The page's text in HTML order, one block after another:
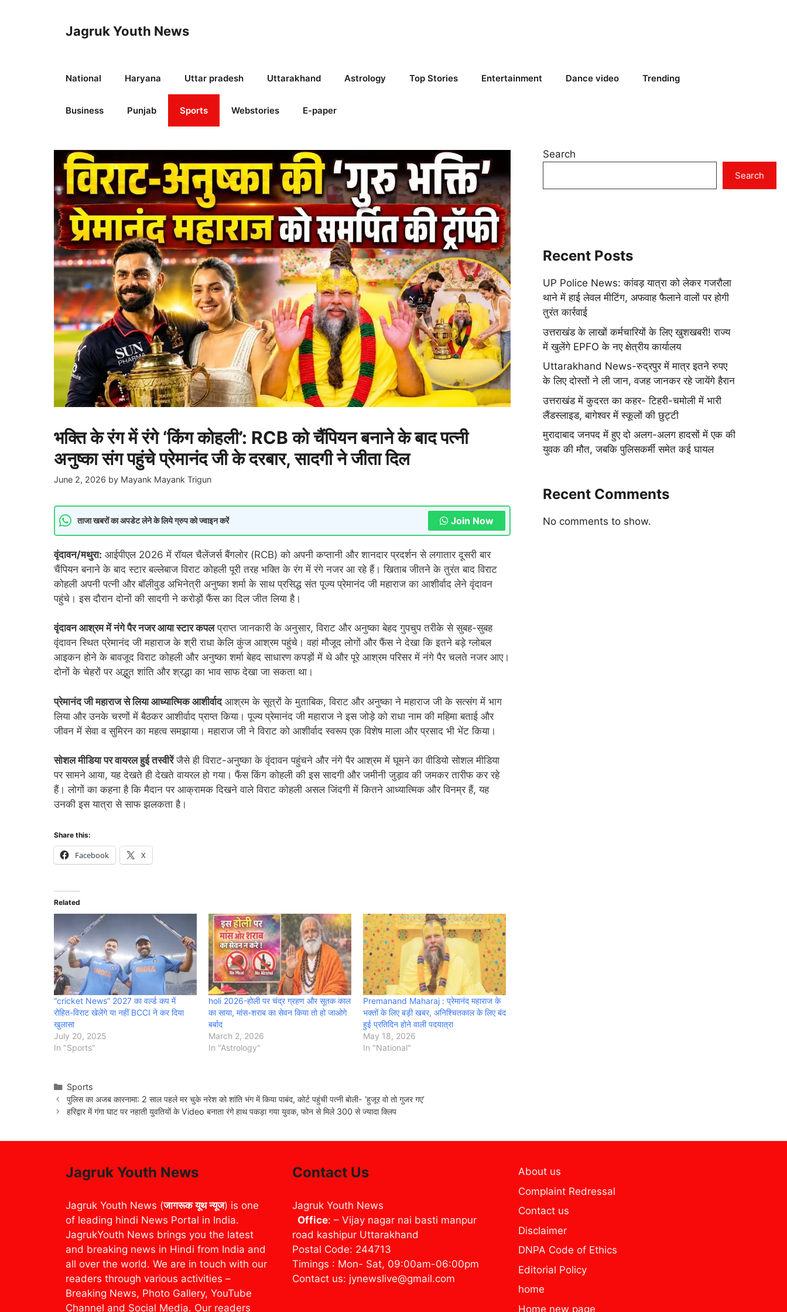
Jagruk Youth News
National Haryana Uttar pradesh Uttarakhand Astrology Top Stories Entertainment Dance video Trending
Business Punjab Sports Webstories E-paper
भक्ति के रंग में रंगे ‘किंग कोहली’: RCB को चैंपियन बनाने के बाद पत्नी
अनुष्का संग पहुंचे प्रेमानंद जी के दरबार, सादगी ने जीता दिल
June 2, 2026 by Mayank Mayank Trigun
ताजा खबरों का अपडेट लेने के लिये ग्रुप को ज्वाइन करें Join Now
वृंदावन/मथुरा: आईपीएल 2026 में रॉयल चैलेंजर्स बैंगलोर (RCB) को अपनी कप्तानी और शानदार प्रदर्शन से लगातार दूसरी बार
चैंपियन बनाने के बाद स्टार बल्लेबाज विराट कोहली पूरी तरह भक्ति के रंग में रंगे नजर आ रहे हैं। खिताब जीतने के तुरंत बाद विराट
कोहली अपनी पत्नी और बॉलीवुड अभिनेत्री अनुष्का शर्मा के साथ प्रसिद्ध संत पूज्य प्रेमानंद जी महाराज का आशीर्वाद लेने वृंदावन
पहुंचे। इस दौरान दोनों की सादगी ने करोड़ों फैंस का दिल जीत लिया है।
वृंदावन आश्रम में नंगे पैर नजर आया स्टार कपलप्राप्त जानकारी के अनुसार, विराट और अनुष्का बेहद गुपचुप तरीके से सुबह-सुबह
वृंदावन स्थित प्रेमानंद जी महाराज के श्री राधा केलि कुंज आश्रम पहुंचे। वहां मौजूद लोगों और फैंस ने देखा कि इतने बड़े ग्लोबल
आइकन होने के बावजूद विराट कोहली और अनुष्का शर्मा बेहद साधारण कपड़ों में थे और पूरे आश्रम परिसर में नंगे पैर चलते नजर आए।
दोनों के चेहरों पर अद्भुत शांति और श्रद्धा का भाव साफ देखा जा सकता था।
प्रेमानंद जी महाराज से लिया आध्यात्मिक आशीर्वादआश्रम के सूत्रों के मुताबिक, विराट और अनुष्का ने महाराज जी के सत्संग में भाग
लिया और उनके चरणों में बैठकर आशीर्वाद प्राप्त किया। पूज्य प्रेमानंद जी महाराज ने इस जोड़े को राधा नाम की महिमा बताई और
जीवन में सेवा व सुमिरन का महत्व समझाया। महाराज जी ने विराट को आशीर्वाद स्वरूप एक विशेष माला और प्रसाद भी भेंट किया।
सोशल मीडिया पर वायरल हुई तस्वीरेंजैसे ही विराट-अनुष्का के वृंदावन पहुंचने और नंगे पैर आश्रम में घूमने का वीडियो सोशल मीडिया
पर सामने आया, यह देखते ही देखते वायरल हो गया। फैंस किंग कोहली की इस सादगी और जमीनी जुड़ाव की जमकर तारीफ कर रहे
हैं। लोगों का कहना है कि मैदान पर आक्रामक दिखने वाले विराट कोहली असल जिंदगी में कितने आध्यात्मिक और विनम्र हैं, यह
उनकी इस यात्रा से साफ झलकता है।
Share this:
Facebook X
Related
“cricket News” 2027 का वर्ल्ड कप में
रोहित-विराट खेलेंगे या नहीं BCCI ने कर दिया
खुलासा
July 20, 2025
In "Sports"
holi 2026-होली पर चंद्र ग्रहण और सूतक काल
का साया, मांस-शराब का सेवन किया तो हो जाओगे
बर्बाद
March 2, 2026
In "Astrology"
Premanand Maharaj : प्रेमानंद महाराज के
भक्तों के लिए बड़ी खबर, अनिश्चितकाल के लिए बंद
हुई प्रतिदिन होने वाली पदयात्रा
May 18, 2026
In "National"
Categories
Sports
पुलिस का अजब कारनामा: 2 साल पहले मर चुके नरेश को शांति भंग में किया पाबंद, कोर्ट पहुंची पत्नी बोली- ‘हुजूर वो तो गुजर गए’
हरिद्वार में गंगा घाट पर नहाती युवतियों के Video बनाता रंगे हाथ पकड़ा गया युवक, फोन से मिले 300 से ज्यादा क्लिप
Search
Search
Recent Posts
UP Police News: कांवड़ यात्रा को लेकर गजरौला
थाने में हाई लेवल मीटिंग, अफवाह फैलाने वालों पर होगी
तुरंत कार्रवाई
उत्तराखंड के लाखों कर्मचारियों के लिए खुशखबरी! राज्य
में खुलेंगे EPFO के नए क्षेत्रीय कार्यालय
Uttarakhand News-रुद्रपुर में मात्र इतने रुपए
के लिए दोस्तों ने ली जान, वजह जानकर रहे जायेंगे हैरान
उत्तराखंड में कुदरत का कहर- टिहरी-चमोली में भारी
लैंडस्लाइड, बागेश्वर में स्कूलों की छुट्टी
मुरादाबाद जनपद में हुए दो अलग-अलग हादसों में एक की
युवक की मौत, जबकि पुलिसकर्मी समेत कई घायल
Recent Comments
No comments to show.
Jagruk Youth News
Jagruk Youth News (जागरूक यूथ न्यूज) is one
of leading hindi News Portal in India.
JagrukYouth News brings you the latest
and breaking news in Hindi from India and
all over the world. We are in touch with our
readers through various activities –
Breaking News, Photo Gallery, YouTube
Channel and Social Media. Our readers
Contact Us
Jagruk Youth News
Office: – Vijay nagar nai basti manpur
road kashipur Uttarakhand
Postal Code: 244713
Timings : Mon- Sat, 09:00am-06:00pm
Contact us: jynewslive@gmail.com
About us
Complaint Redressal
Contact us
Disclaimer
DNPA Code of Ethics
Editorial Policy
home
Home new page